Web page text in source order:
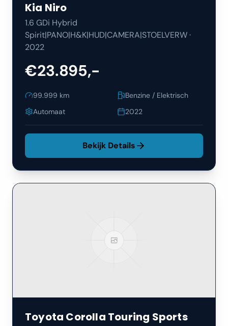
Kia Niro
1.6 GDi Hybrid
Spirit|PANO|H&K|HUD|CAMERA|STOELVERW·
2022
€23.895,-
99.999 km
Benzine / Elektrisch
Automaat
2022
Bekijk Details
Toyota Corolla Touring Sports